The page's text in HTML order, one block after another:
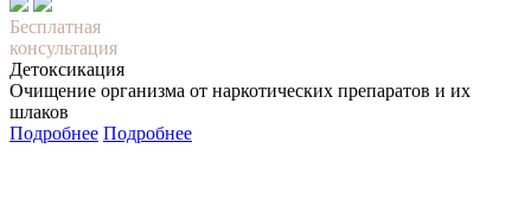
Бесплатная
консультация
Детоксикация
Очищение организма от наркотических препаратов и их
шлаков
Подробнее Подробнее